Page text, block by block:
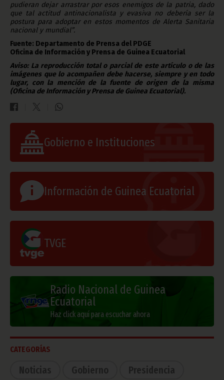
pudieran dejar arrastrar por esos enemigos de la patria, dado
que tal actitud antinacionalista y evasiva no debería ser la
postura para adoptar en estos momentos de Alerta Sanitaria
nacional y mundial”.
Fuente: Departamento de Prensa del PDGE
Oficina de Información y Prensa de Guinea Ecuatorial
Aviso: La reproducción total o parcial de este artículo o de las
imágenes que lo acompañen debe hacerse, siempre y en todo
lugar, con la mención de la fuente de origen de la misma
(Oficina de Información y Prensa de Guinea Ecuatorial).
Gobierno e Instituciones
Información de Guinea Ecuatorial
TVGE
Radio Nacional de Guinea
Ecuatorial
Haz click aquí para escuchar ahora
CATEGORÍAS
Noticias Gobierno
Presidencia